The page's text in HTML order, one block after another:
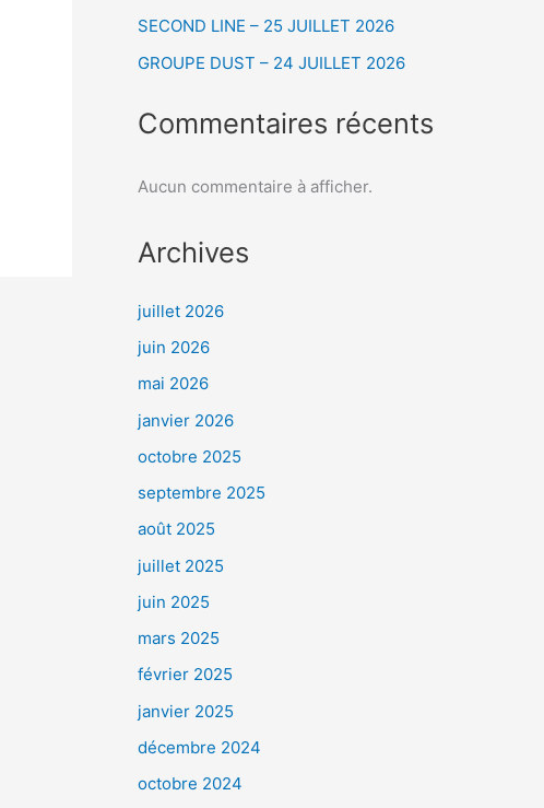
SECOND LINE – 25 JUILLET 2026
GROUPE DUST – 24 JUILLET 2026
Commentaires récents
Aucun commentaire à afficher.
Archives
juillet 2026
juin 2026
mai 2026
janvier 2026
octobre 2025
septembre 2025
août 2025
juillet 2025
juin 2025
mars 2025
février 2025
janvier 2025
décembre 2024
octobre 2024